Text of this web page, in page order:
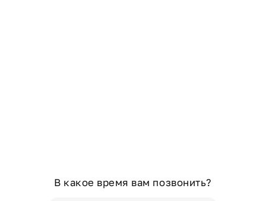
В какое время вам позвонить?